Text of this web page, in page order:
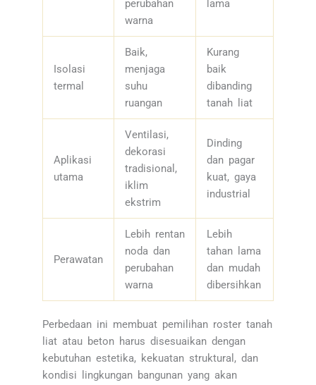
perubahan
warna
lama
Isolasi
termal
Baik,
menjaga
suhu
ruangan
Kurang
baik
dibanding
tanah liat
Aplikasi
utama
Ventilasi,
dekorasi
tradisional,
iklim
ekstrim
Dinding
dan pagar
kuat, gaya
industrial
Perawatan
Lebih rentan
noda dan
perubahan
warna
Lebih
tahan lama
dan mudah
dibersihkan
Perbedaan ini membuat pemilihan roster tanah
liat atau beton harus disesuaikan dengan
kebutuhan estetika, kekuatan struktural, dan
kondisi lingkungan bangunan yang akan